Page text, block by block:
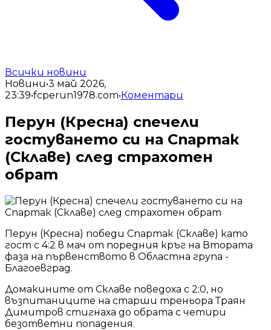
Всички новини
Новини•3 май 2026,
23:39•fcperun1978.com•Коментари
Перун (Кресна) спечели
гостуването си на Спартак
(Склаве) след страхотен
обрат
Перун (Кресна) победи Спартак (Склаве) като
гост с 4:2 в мач от поредния кръг на Втората
фаза на първенството в Областна група -
Благоевград.
Домакините от Склаве поведоха с 2:0, но
възпитаниците на старши треньора Траян
Димитров стигнаха до обрата с четири
безответни попадения.